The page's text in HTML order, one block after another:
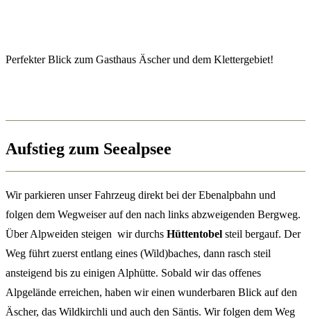
Perfekter Blick zum Gasthaus Äscher und dem Klettergebiet!
Aufstieg zum Seealpsee
Wir parkieren unser Fahrzeug direkt bei der Ebenalpbahn und
folgen dem Wegweiser auf den nach links abzweigenden Bergweg.
Über Alpweiden steigen wir durchs Hüttentobel steil bergauf. Der
Weg führt zuerst entlang eines (Wild)baches, dann rasch steil
ansteigend bis zu einigen Alphütte. Sobald wir das offenes
Alpgelände erreichen, haben wir einen wunderbaren Blick auf den
Äscher, das Wildkirchli und auch den Säntis. Wir folgen dem Weg